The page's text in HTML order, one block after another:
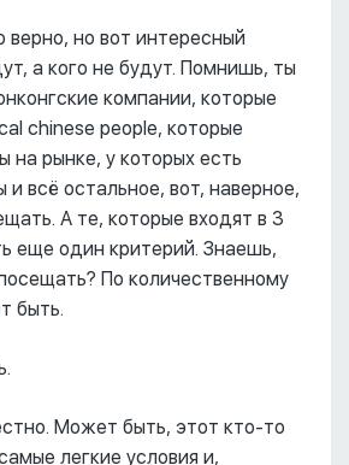
верно, но вот интересный
а кого не будут. Помнишь, ты
компании, которые
chinese people, которые
на рынке, у которых есть
и всё остальное, вот, наверное,
А те, которые входят в 3
еще один критерий. Знаешь,
По количественному
быть.
Может быть, этот кто-то
легкие условия и,